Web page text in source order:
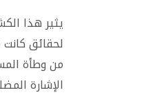
يثير هذا
لحقائق
من وطأة
الإشارة